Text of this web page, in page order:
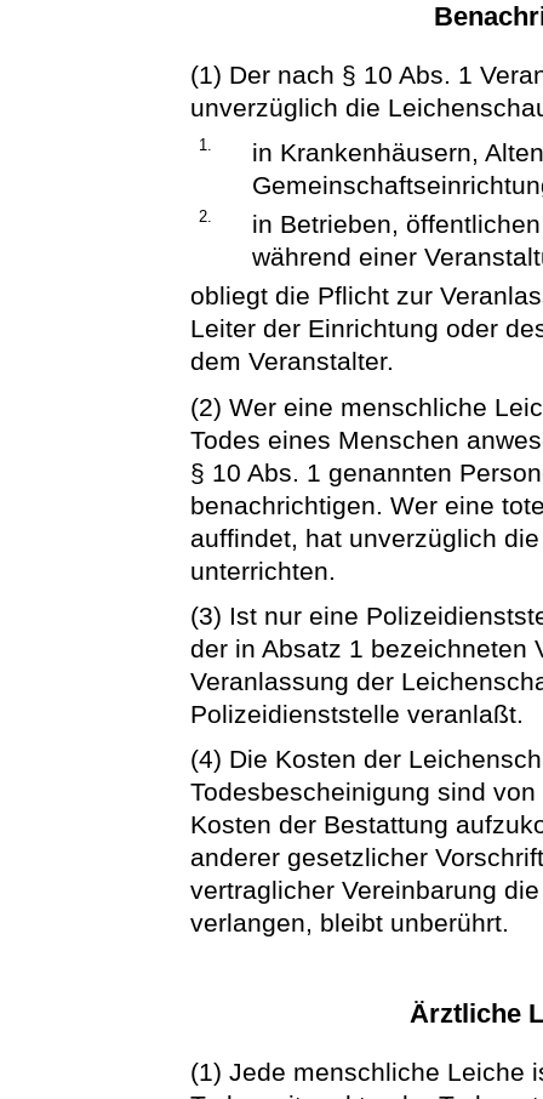
(1) Der nach § 10 Abs. 1
unverzüglich die
1.
in Krankenhäusern,
2.
in Betrieben,
während einer
obliegt die Pflicht zur
Leiter der Einrichtung oder
dem Veranstalter.
(2) Wer eine menschliche
Todes eines Menschen
§ 10 Abs. 1 genannten
benachrichtigen. Wer eine
auffindet, hat unverzüglich
unterrichten.
(3) Ist nur eine
der in Absatz 1 bezeichneten
Veranlassung der
Polizeidienststelle veranlaßt.
(4) Die Kosten der
Todesbescheinigung sind
Kosten der Bestattung
anderer gesetzlicher
vertraglicher Vereinbarung
verlangen, bleibt unberührt.
Ärztliche
(1) Jede menschliche Leiche